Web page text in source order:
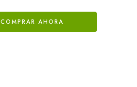
COMPRAR AHORA